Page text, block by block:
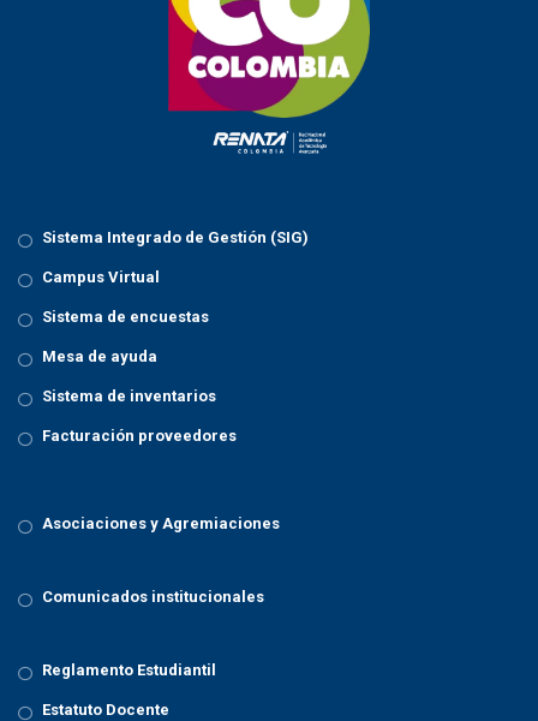
Sistema Integrado de Gestión (SIG)
Campus Virtual
Sistema de encuestas
Mesa de ayuda
Sistema de inventarios
Facturación proveedores
Asociaciones y Agremiaciones
Comunicados institucionales
Reglamento Estudiantil
Estatuto Docente